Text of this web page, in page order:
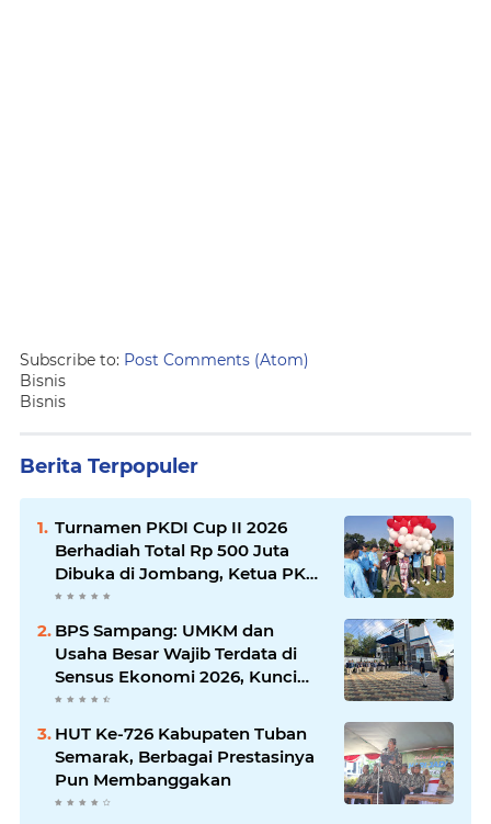
Subscribe to: Post Comments (Atom)
Bisnis
Bisnis
Berita Terpopuler
Turnamen PKDI Cup II 2026
Berhadiah Total Rp 500 Juta
Dibuka di Jombang, Ketua PKDI
Jatim Syaifullah Mahdi: Ajang
Komunikasi Antar-Kades untuk
Memajukan Desa
BPS Sampang: UMKM dan
Usaha Besar Wajib Terdata di
Sensus Ekonomi 2026, Kunci
Kebijakan Tepat Sasaran
HUT Ke-726 Kabupaten Tuban
Semarak, Berbagai Prestasinya
Pun Membanggakan